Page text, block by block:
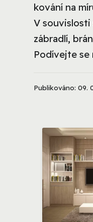
kování na
V souvislosti
zábradlí,
Podívejte se
Publikováno: 09.